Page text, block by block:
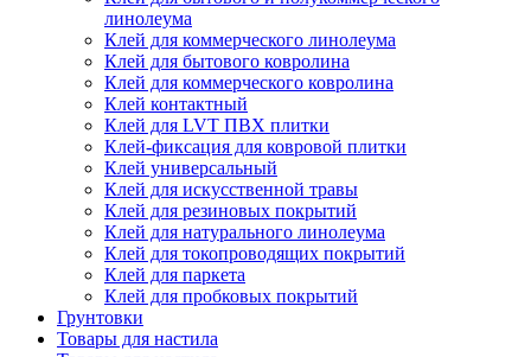
линолеума
Клей для коммерческого линолеума
Клей для бытового ковролина
Клей для коммерческого ковролина
Клей контактный
Клей для LVT ПВХ плитки
Клей-фиксация для ковровой плитки
Клей универсальный
Клей для искусственной травы
Клей для резиновых покрытий
Клей для натурального линолеума
Клей для токопроводящих покрытий
Клей для паркета
Клей для пробковых покрытий
Грунтовки
Товары для настила